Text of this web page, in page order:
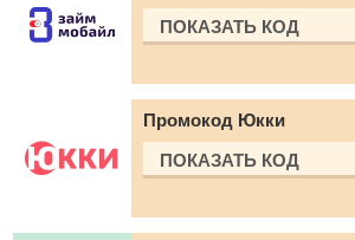
ПОКАЗАТЬ КОД
Промокод Юкки
ПОКАЗАТЬ КОД